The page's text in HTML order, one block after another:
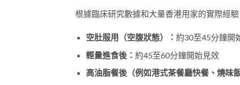
根據臨床研究數據和大量香港用家的實際經
空肚服用（空腹狀態）： 約30至45分鐘開
輕量進食後： 約45至60分鐘開始見效
高油脂餐後（例如港式茶餐廳快餐、燒味